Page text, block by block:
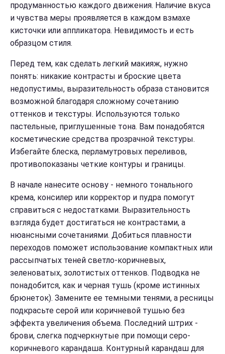
продуманностью каждого движения. Наличие вкуса
и чувства меры проявляется в каждом взмахе
кисточки или аппликатора. Невидимость и есть
образцом стиля.
Перед тем, как сделать легкий макияж, нужно
понять: никакие контрасты и броские цвета
недопустимы, выразительность образа становится
возможной благодаря сложному сочетанию
оттенков и текстуры. Используются только
пастельные, приглушенные тона. Вам понадобятся
косметические средства прозрачной текстуры.
Избегайте блеска, перламутровых переливов,
противопоказаны четкие контуры и границы.
В начале нанесите основу - немного тонального
крема, консилер или корректор и пудра помогут
справиться с недостатками. Выразительность
взгляда будет достигаться не контрастами, а
нюансными сочетаниями. Добиться плавности
переходов поможет использование компактных или
рассыпчатых теней светло-коричневых,
зеленоватых, золотистых оттенков. Подводка не
понадобится, как и черная тушь (кроме истинных
брюнеток). Замените ее темными тенями, а ресницы
подкрасьте серой или коричневой тушью без
эффекта увеличения объема. Последний штрих -
брови, слегка подчеркнутые при помощи серо-
коричневого карандаша. Контурный карандаш для